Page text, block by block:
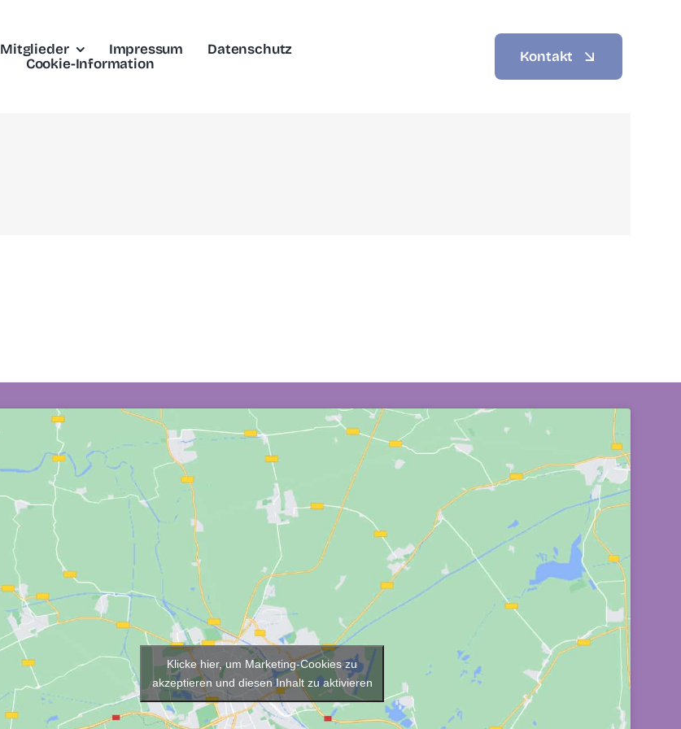
Mitglieder Impressum
Datenschutz
Cookie-Information
Kontakt
Klicke hier, um Marketing-Cookies zu
akzeptieren und diesen Inhalt zu aktivieren